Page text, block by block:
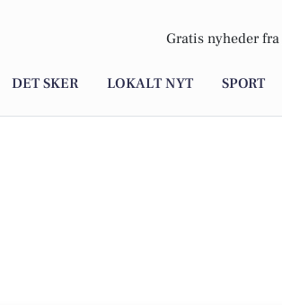
Gratis nyheder fra
DET SKER LOKALT NYT SPORT